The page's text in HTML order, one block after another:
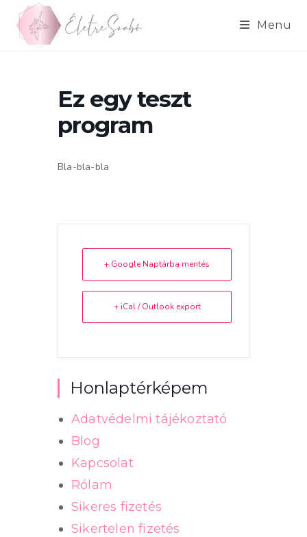
content
Menu
Ez egy teszt
program
Bla-bla-bla
+ Google Naptárba mentés
+ iCal / Outlook export
Honlaptérképem
Adatvédelmi tájékoztató
Blog
Kapcsolat
Rólam
Sikeres fizetés
Sikertelen fizetés